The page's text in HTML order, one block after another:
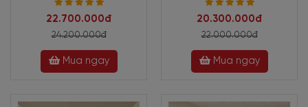
22.700.000đ
24.200.000đ
Mua ngay
20.300.000đ
22.000.000đ
Mua ngay